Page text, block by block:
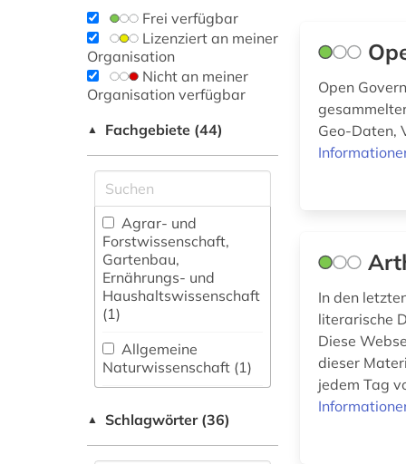
Frei verfügbar
Lizenziert an meiner
Organisation
Nicht an meiner
Organisation verfügbar
▲ Fachgebiete (44)
Agrar- und
Forstwissenschaft,
Gartenbau,
Ernährungs- und
Haushaltswissenschaft
(1)
Allgemeine
Naturwissenschaft (1)
fachübergreifende
▲ Schlagwörter (36)
Open
Geo-Daten,
In den
literarische
Diese
dieser
jedem Tag